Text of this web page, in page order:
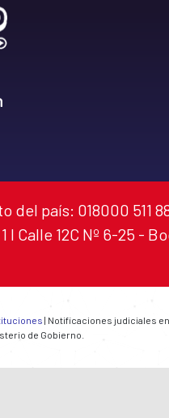
del país: 018000 511
Calle 12C Nº 6-25 -
| Notificaciones judiciales en
de Gobierno.